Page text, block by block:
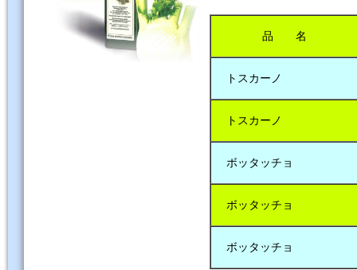
品 名
トスカーノ
トスカーノ
ボッタッチョ
ボッタッチョ
ボッタッチョ